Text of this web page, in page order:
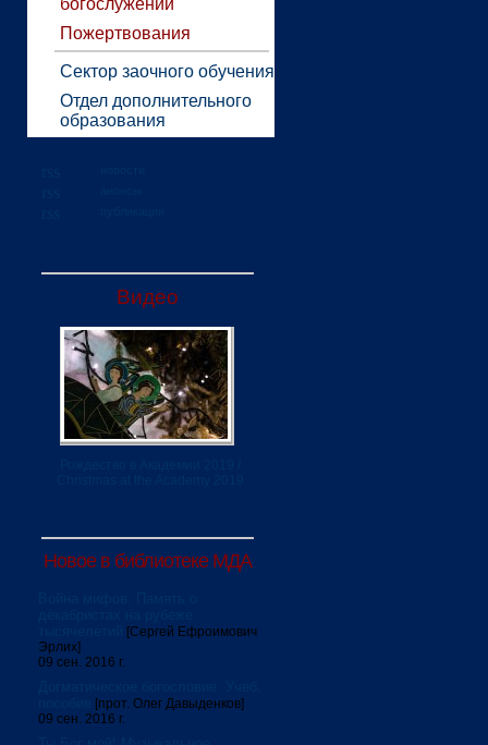
богослужений
Пожертвования
Сектор заочного обучения
Отдел дополнительного
образования
Видео
Новое в библиотеке МДА
[Сергей Ефроимович
Эрлих]
09 сен. 2016 г.
[прот. Олег Давыденков]
09 сен. 2016 г.